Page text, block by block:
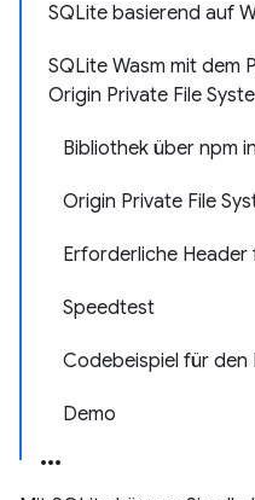
SQLite basierend auf
SQLite Wasm mit dem
Origin Private File
Bibliothek über npm
Origin Private File
Erforderliche Header
Speedtest
Codebeispiel für den
Demo